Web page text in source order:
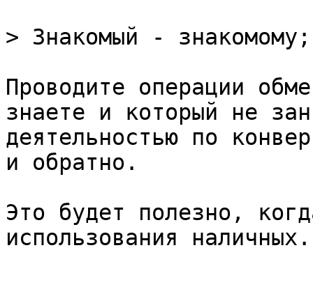
> Знакомый -
Проводите операции
знаете и который не
деятельностью по
и обратно.
Это будет полезно,